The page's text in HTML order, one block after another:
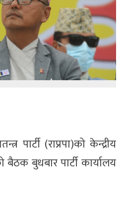
पार्टी (राप्रपा)को केन्द्रीय
बैठक बुधबार पार्टी कार्यालय